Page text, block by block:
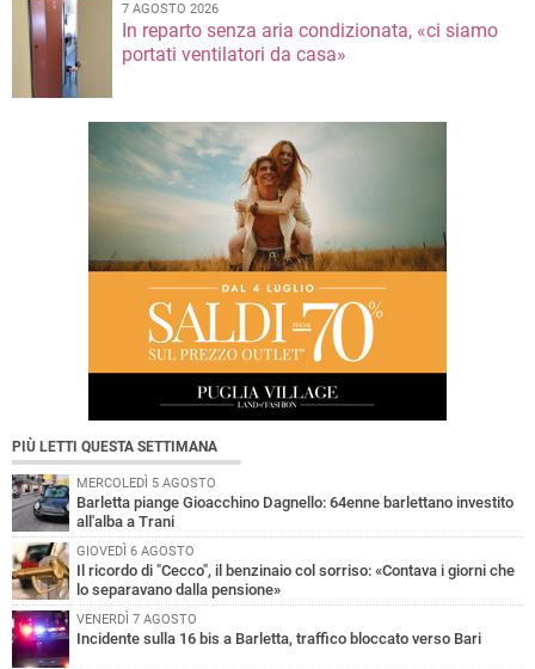
7 AGOSTO 2026
In reparto senza aria condizionata, «ci siamo
portati ventilatori da casa»
PIÙ LETTI QUESTA SETTIMANA
MERCOLEDÌ 5 AGOSTO
Barletta piange Gioacchino Dagnello: 64enne barlettano investito
all'alba a Trani
GIOVEDÌ 6 AGOSTO
Il ricordo di "Cecco", il benzinaio col sorriso: «Contava i giorni che
lo separavano dalla pensione»
VENERDÌ 7 AGOSTO
Incidente sulla 16 bis a Barletta, traffico bloccato verso Bari